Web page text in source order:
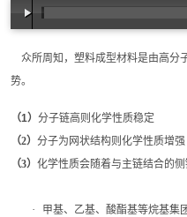
众所周知，塑料成型材料是由高分
势。
（1） 分子链高则化学性质稳定
（2） 分子为网状结构则化学性质增强
（3） 化学性质会随着与主链结合的
·
甲基、乙基、酸酯基等烷基集